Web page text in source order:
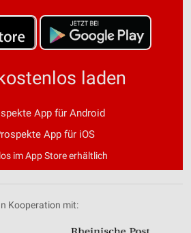
laden
App für Android
App für iOS
im App Store erhältlich
Kooperation mit: